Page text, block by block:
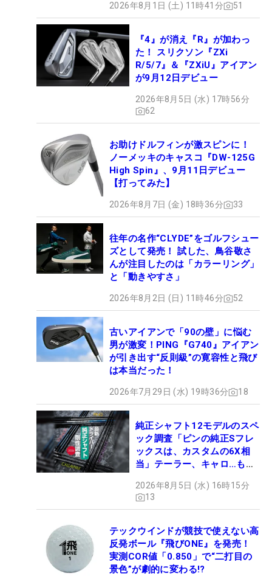
2026年8月1日 (土) 11時41分 51
『4』が消え『R』が加わっ
た！ スリクソン『ZXi
R/5/7』＆『ZXiU』アイアン
が9月12日デビュー
2026年8月5日 (水) 17時56分
62
お助けドルフィンが激スピンに！
ノーメッキのキャスコ『DW-125G
High Spin』、9月11日デビュー
【打ってみた】
2026年8月7日 (金) 18時36分 33
往年の名作“CLYDE”をゴルフシュー
ズとして発売！ 試した、鳥谷敬さ
んが注目したのは「カラーリング」
と「動きやすさ」
2026年8月2日 (日) 11時46分 52
古いアイアンで「90の壁」に悩む
男が激変！PING『G740』アイアン
が引き出す“反則級”の寛容性と飛び
は本当だった！
2026年7月29日 (水) 19時36分 18
純正シャフト12モデルのスペ
ック調査「ピンの純正Sフレ
ックスは、カスタムの6X相
当」テーラー、キャロ…もチ
2026年8月5日 (水) 16時15分
13
テックウインドが競技で使えない高
反発ボール『飛びONE』を発売！
実測COR値「0.850」で“二打目の
景色”が劇的に変わる!?